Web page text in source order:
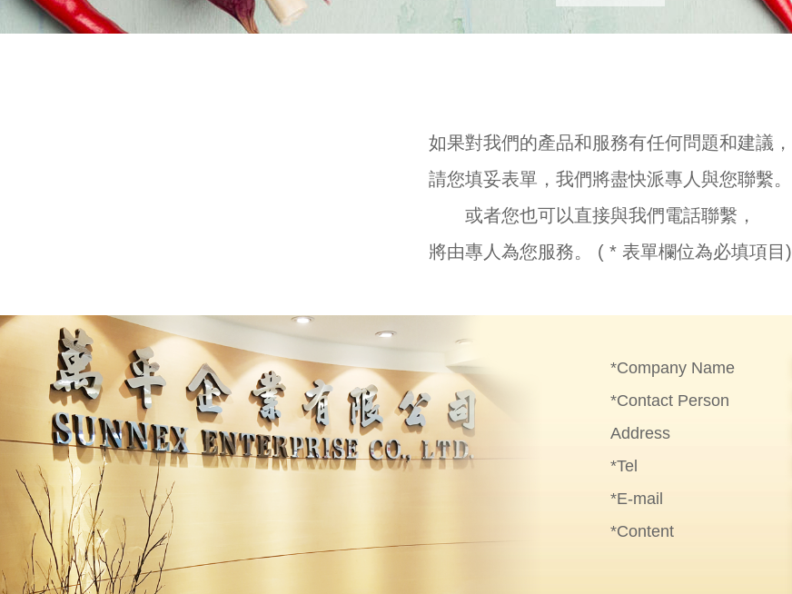
如果對我們的產品和服務有任何問題和建議，
請您填妥表單，我們將盡快派專人與您聯繫。
或者您也可以直接與我們電話聯繫，
將由專人為您服務。 ( * 表單欄位為必填項目)
*Company Name
*Contact Person
Address
*Tel
*E-mail
*Content